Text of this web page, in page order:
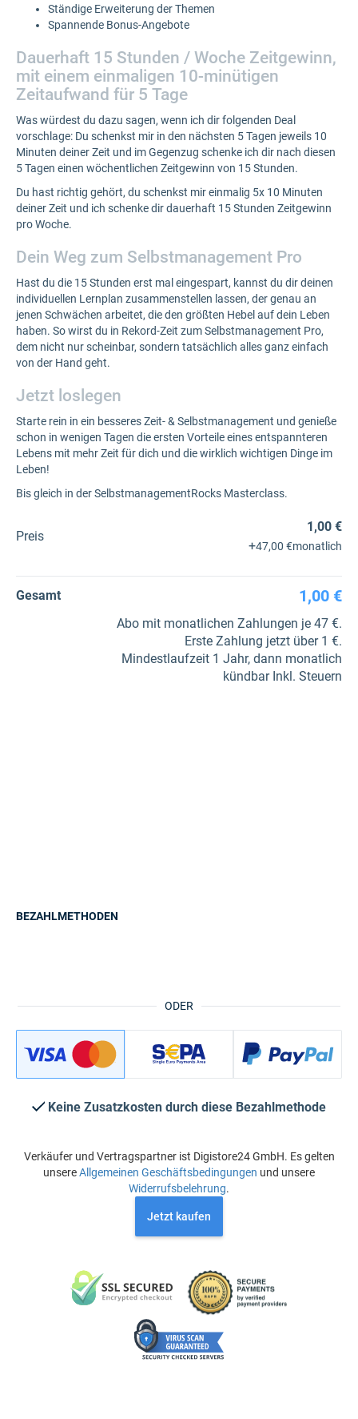
Ständige Erweiterung der Themen
Spannende Bonus-Angebote
Dauerhaft 15 Stunden / Woche Zeitgewinn,
mit einem einmaligen 10-minütigen
Zeitaufwand für 5 Tage
Was würdest du dazu sagen, wenn ich dir folgenden Deal
vorschlage: Du schenkst mir in den nächsten 5 Tagen jeweils 10
Minuten deiner Zeit und im Gegenzug schenke ich dir nach diesen
5 Tagen einen wöchentlichen Zeitgewinn von 15 Stunden.
Du hast richtig gehört, du schenkst mir einmalig 5x 10 Minuten
deiner Zeit und ich schenke dir dauerhaft 15 Stunden Zeitgewinn
pro Woche.
Dein Weg zum Selbstmanagement Pro
Hast du die 15 Stunden erst mal eingespart, kannst du dir deinen
individuellen Lernplan zusammenstellen lassen, der genau an
jenen Schwächen arbeitet, die den größten Hebel auf dein Leben
haben. So wirst du in Rekord-Zeit zum Selbstmanagement Pro,
dem nicht nur scheinbar, sondern tatsächlich alles ganz einfach
von der Hand geht.
Jetzt loslegen
Starte rein in ein besseres Zeit- & Selbstmanagement und genieße
schon in wenigen Tagen die ersten Vorteile eines entspannteren
Lebens mit mehr Zeit für dich und die wirklich wichtigen Dinge im
Leben!
Bis gleich in der SelbstmanagementRocks Masterclass.
Preis
1,00 €
+47,00 €monatlich
Gesamt 1,00 €
Abo mit monatlichen Zahlungen je 47 €.
Erste Zahlung jetzt über 1 €.
Mindestlaufzeit 1 Jahr, dann monatlich
kündbar Inkl. Steuern
ODER
BEZAHLMETHODEN
Keine Zusatzkosten durch diese Bezahlmethode
Verkäufer und Vertragspartner ist Digistore24 GmbH. Es gelten
unsereAllgemeinen Geschäftsbedingungen und unsere
Widerrufsbelehrung.
Jetzt kaufen